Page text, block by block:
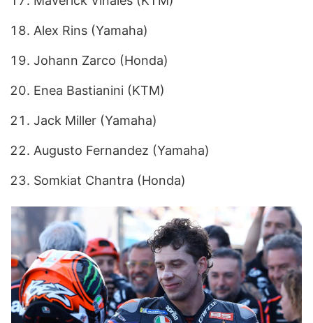
Alex Rins (Yamaha)
Johann Zarco (Honda)
Enea Bastianini (KTM)
Jack Miller (Yamaha)
Augusto Fernandez (Yamaha)
Somkiat Chantra (Honda)